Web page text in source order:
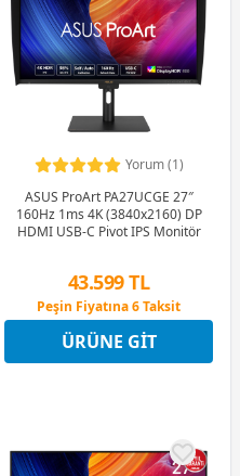
Yorum (1)
ASUS ProArt PA27UCGE 27″
160Hz 1ms 4K (3840x2160) DP
HDMI USB-C Pivot IPS Monitör
43.599 TL
Peşin Fiyatına 6 Taksit
12 Ay x 5.129 TL taksitle
Peşin Fiyatına 6 Taksit
ÜRÜNE GIT